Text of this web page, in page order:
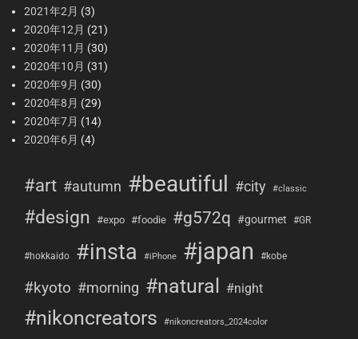
2021年2月 (3)
2020年12月 (21)
2020年11月 (30)
2020年10月 (31)
2020年9月 (30)
2020年8月 (29)
2020年7月 (14)
2020年6月 (4)
#art #autumn #beautiful #city #classic
#design #expo #foodie #g572q #gourmet #GR
#hokkaido #insta #iPhone #japan #kobe
#kyoto #morning #natural #night
#nikoncreators #nikoncreators_2024color